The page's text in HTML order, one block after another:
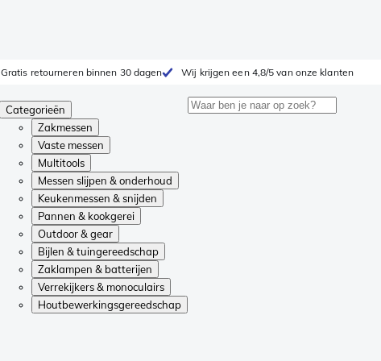
Gratis retourneren binnen 30 dagen Wij krijgen een 4,8/5 van onze klanten
Categorieën
Zakmessen
Vaste messen
Multitools
Messen slijpen & onderhoud
Keukenmessen & snijden
Pannen & kookgerei
Outdoor & gear
Bijlen & tuingereedschap
Zaklampen & batterijen
Verrekijkers & monoculairs
Houtbewerkingsgereedschap